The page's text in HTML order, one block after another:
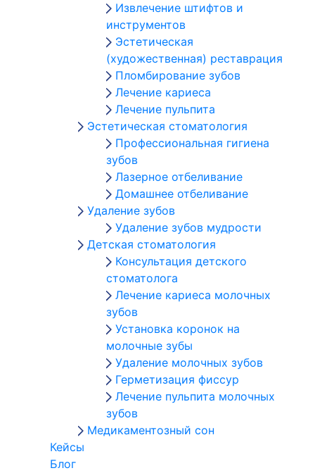
Извлечение штифтов и
инструментов
Эстетическая
(художественная) реставрация
Пломбирование зубов
Лечение кариеса
Лечение пульпита
Эстетическая стоматология
Профессиональная гигиена
зубов
Лазерное отбеливание
Домашнее отбеливание
Удаление зубов
Удаление зубов мудрости
Детская стоматология
Консультация детского
стоматолога
Лечение кариеса молочных
зубов
Установка коронок на
молочные зубы
Удаление молочных зубов
Герметизация фиссур
Лечение пульпита молочных
зубов
Медикаментозный сон
Кейсы
Блог